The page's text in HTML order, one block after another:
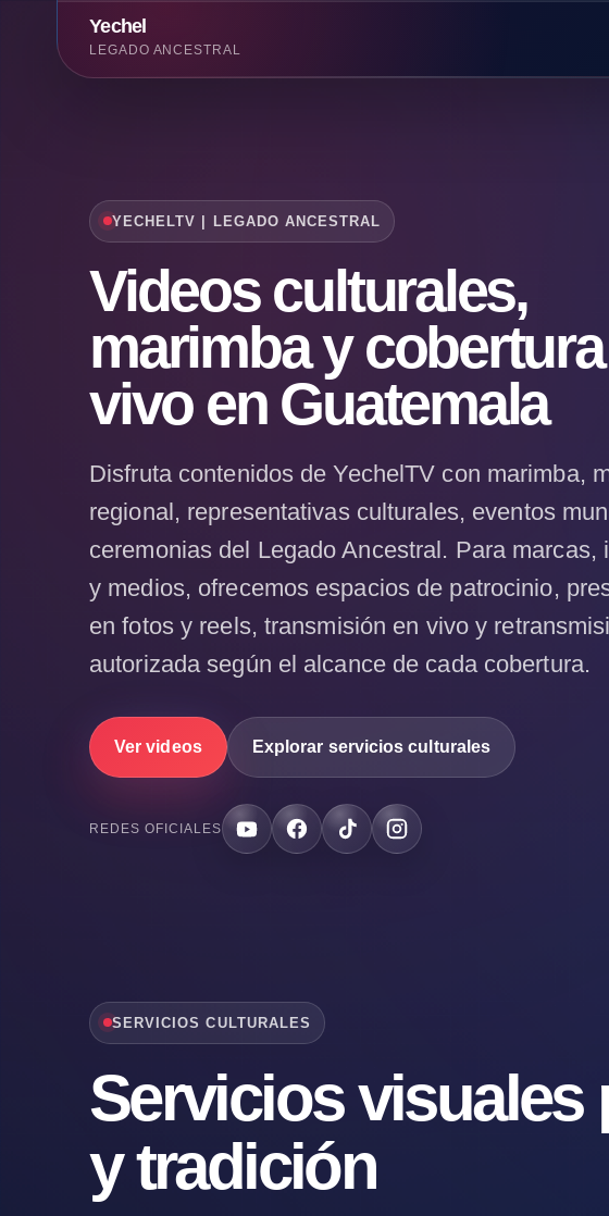
Yechel
LEGADO ANCESTRAL
YECHELTV | LEGADO ANCESTRAL
Videos culturales,
marimba y
vivo en Guatemala
Disfruta contenidos de YechelTV con marimba,
regional, representativas culturales, eventos
ceremonias del Legado Ancestral. Para marcas,
y medios, ofrecemos espacios de patrocinio,
en fotos y reels, transmisión en vivo y
autorizada según el alcance de cada cobertura.
Ver videos Explorar servicios culturales
REDES OFICIALES
YouTubeFacebook
TikTokInstagram
SERVICIOS CULTURALES
Servicios visuales
y tradición